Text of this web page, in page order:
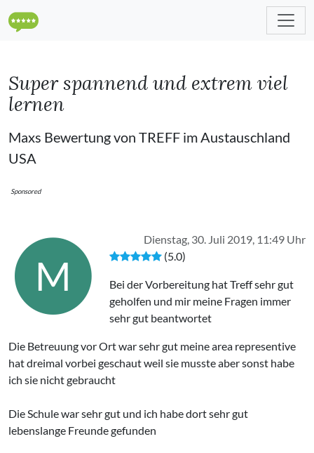
Super spannend und extrem viel
lernen
Maxs Bewertung von TREFF im Austauschland
USA
Sponsored
M
Dienstag, 30. Juli 2019, 11:49 Uhr
(5.0)
Bei der Vorbereitung hat Treff sehr gut
geholfen und mir meine Fragen immer
sehr gut beantwortet
Die Betreuung vor Ort war sehr gut meine area representive
hat dreimal vorbei geschaut weil sie musste aber sonst habe
ich sie nicht gebraucht
Die Schule war sehr gut und ich habe dort sehr gut
lebenslange Freunde gefunden